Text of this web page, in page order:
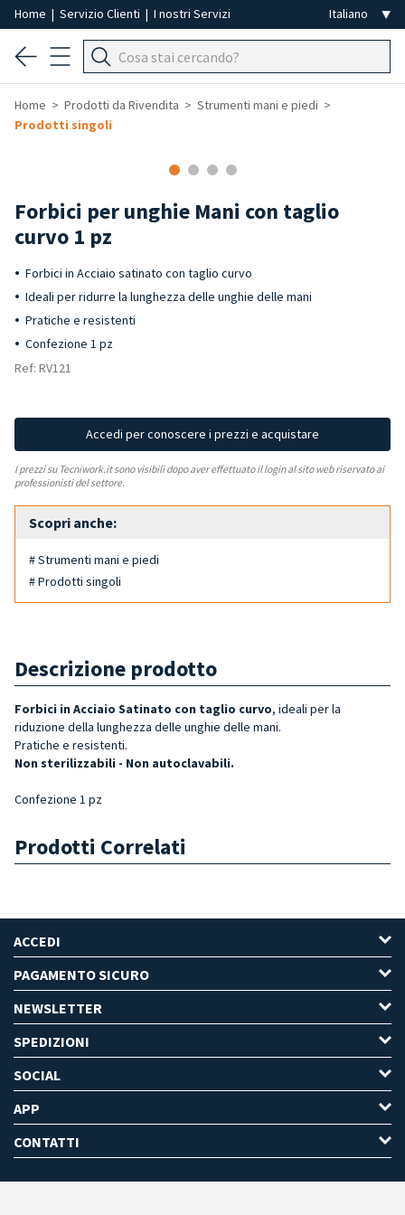
Home | Servizio Clienti | I nostri Servizi
Home Prodotti da Rivendita
Strumenti mani e piedi
Prodotti singoli
Forbici per unghie Mani con taglio
curvo 1 pz
Forbici in Acciaio satinato con taglio curvo
Ideali per ridurre la lunghezza delle unghie delle mani
Pratiche e resistenti
Confezione 1 pz
Ref: RV121
Accedi per conoscere i prezzi e acquistare
I prezzi su Tecniwork.it sono visibili dopo aver effettuato il login al sito web riservato ai
professionisti del settore.
Scopri anche:
# Strumenti mani e piedi
# Prodotti singoli
Descrizione prodotto
Forbici in Acciaio Satinato con taglio curvo, ideali per la
riduzione della lunghezza delle unghie delle mani.
Pratiche e resistenti.
Non sterilizzabili - Non autoclavabili.
Confezione 1 pz
Prodotti Correlati
ACCEDI
PAGAMENTO SICURO
NEWSLETTER
SPEDIZIONI
SOCIAL
APP
CONTATTI